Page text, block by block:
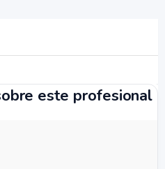
este profesional